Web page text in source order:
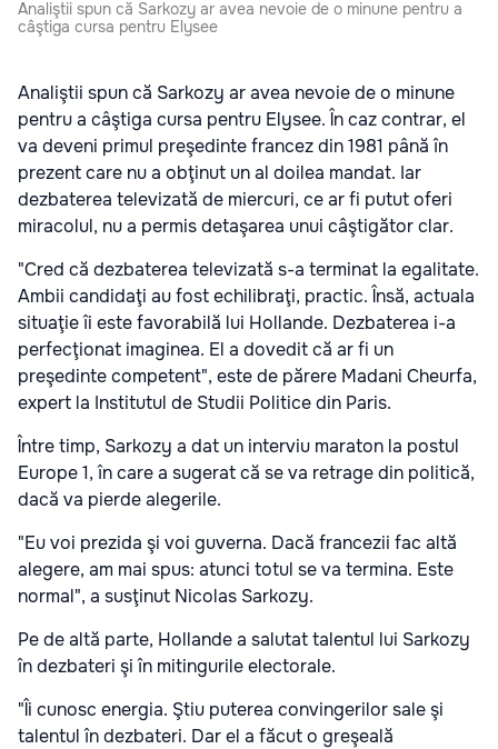
Analiştii spun că Sarkozy ar avea nevoie de o minune pentru a
câştiga cursa pentru Elysee
Analiştii spun că Sarkozy ar avea nevoie de o minune
pentru a câştiga cursa pentru Elysee. În caz contrar, el
va deveni primul preşedinte francez din 1981 până în
prezent care nu a obţinut un al doilea mandat. Iar
dezbaterea televizată de miercuri, ce ar fi putut oferi
miracolul, nu a permis detaşarea unui câştigător clar.
"Cred că dezbaterea televizată s-a terminat la egalitate.
Ambii candidaţi au fost echilibraţi, practic. Însă, actuala
situaţie îi este favorabilă lui Hollande. Dezbaterea i-a
perfecţionat imaginea. El a dovedit că ar fi un
preşedinte competent", este de părere Madani Cheurfa,
expert la Institutul de Studii Politice din Paris.
Între timp, Sarkozy a dat un interviu maraton la postul
Europe 1, în care a sugerat că se va retrage din politică,
dacă va pierde alegerile.
"Eu voi prezida şi voi guverna. Dacă francezii fac altă
alegere, am mai spus: atunci totul se va termina. Este
normal", a susţinut Nicolas Sarkozy.
Pe de altă parte, Hollande a salutat talentul lui Sarkozy
în dezbateri şi în mitingurile electorale.
"Îi cunosc energia. Ştiu puterea convingerilor sale şi
talentul în dezbateri. Dar el a făcut o greşeală